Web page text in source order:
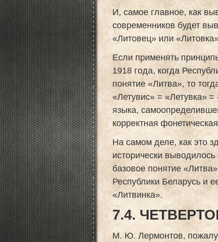
И, самое главное, как
современников будет
«Литовец» или
Если применять
1918 года, когда
понятие «Литва», то
«Летувис» = «Летувка»
языка,
корректная
На самом деле, как это
исторически
базовое понятие
Республики Беларусь и
«Литвинка».
7.4.
М. Ю. Лермонтов,